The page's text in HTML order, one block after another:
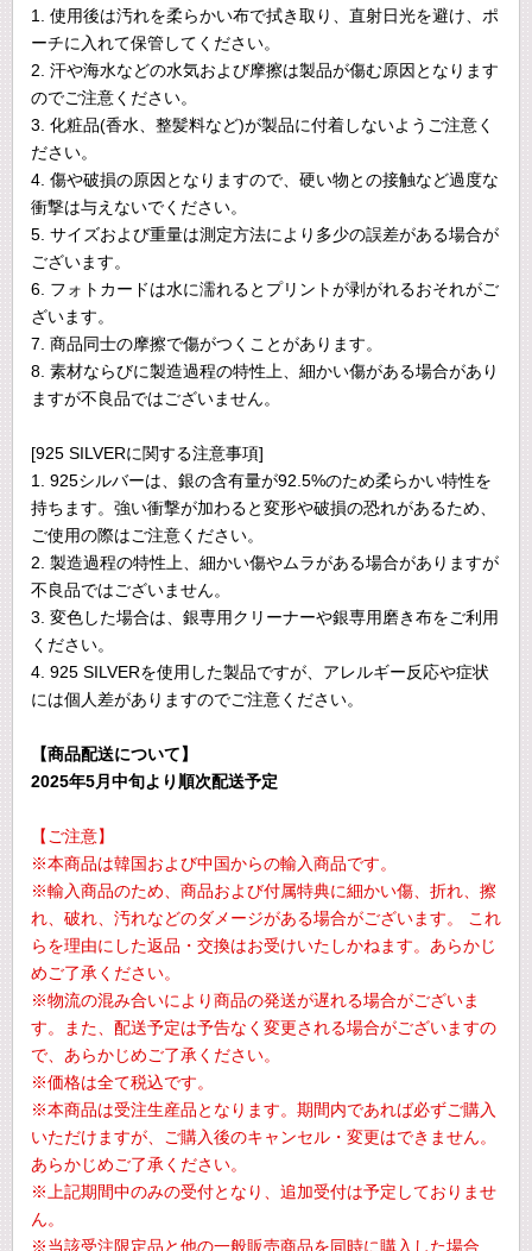
1. 使用後は汚れを柔らかい布で拭き取り、直射日光を避け、ポ
ーチに入れて保管してください。
2. 汗や海水などの水気および摩擦は製品が傷む原因となります
のでご注意ください。
3. 化粧品(香水、整髪料など)が製品に付着しないようご注意く
ださい。
4. 傷や破損の原因となりますので、硬い物との接触など過度な
衝撃は与えないでください。
5. サイズおよび重量は測定方法により多少の誤差がある場合が
ございます。
6. フォトカードは水に濡れるとプリントが剥がれるおそれがご
ざいます。
7. 商品同士の摩擦で傷がつくことがあります。
8. 素材ならびに製造過程の特性上、細かい傷がある場合があり
ますが不良品ではございません。
[925 SILVERに関する注意事項]
1. 925シルバーは、銀の含有量が92.5%のため柔らかい特性を
持ちます。強い衝撃が加わると変形や破損の恐れがあるため、
ご使用の際はご注意ください。
2. 製造過程の特性上、細かい傷やムラがある場合がありますが
不良品ではございません。
3. 変色した場合は、銀専用クリーナーや銀専用磨き布をご利用
ください。
4. 925 SILVERを使用した製品ですが、アレルギー反応や症状
には個人差がありますのでご注意ください。
【商品配送について】
2025年5月中旬より順次配送予定
【ご注意】
※本商品は韓国および中国からの輸入商品です。
※輸入商品のため、商品および付属特典に細かい傷、折れ、擦
れ、破れ、汚れなどのダメージがある場合がございます。 これ
らを理由にした返品・交換はお受けいたしかねます。あらかじ
めご了承ください。
※物流の混み合いにより商品の発送が遅れる場合がございま
す。また、配送予定は予告なく変更される場合がございますの
で、あらかじめご了承ください。
※価格は全て税込です。
※本商品は受注生産品となります。期間内であれば必ずご購入
いただけますが、ご購入後のキャンセル・変更はできません。
あらかじめご了承ください。
※上記期間中のみの受付となり、追加受付は予定しておりませ
ん。
※当該受注限定品と他の一般販売商品を同時に購入した場合